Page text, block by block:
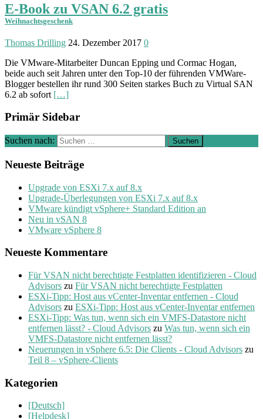
E-Book zu VSAN 6.2 gratis
Weihnachtsgeschenk
Thomas Drilling 24. Dezember 2017 0
Die VMware-Mitarbeiter Duncan Epping und Cormac Hogan,
beide auch seit Jahren unter den Top-10 der führenden VMWare-
Blogger be­stellen ihr rund 300 Seiten starkes Buch zu Virtual SAN
6.2 ab sofort […]
Primär Sidebar
Suchen nach:
Neueste Beiträge
Upgrade von ESXi 7.x auf 8.x
Upgrade-Überlegungen von ESXi 7.x auf 8.x
VMware kündigt vSphere+ Standard Edition an
Neu in vSAN 8
VMware vSphere 8
Neueste Kommentare
Für VSAN nicht berechtigte Festplatten identifizieren - Cloud
Advisors zu Für VSAN nicht berechtigte Festplatten
ESXi-Tipp: Host aus vCenter-Inventar entfernen - Cloud
Advisors zu ESXi-Tipp: Host aus vCenter-Inventar entfernen
ESXi-Tipp: Was tun, wenn sich ein VMFS-Datastore nicht
entfernen lässt? - Cloud Advisors zu Was tun, wenn sich ein
VMFS-Datastore nicht entfernen lässt?
Neuerungen in vSphere 6.5: Die Clients - Cloud Advisors zu
Teil 8 – vSphere-Clients
Kategorien
[Deutsch]
[Helpdesk]